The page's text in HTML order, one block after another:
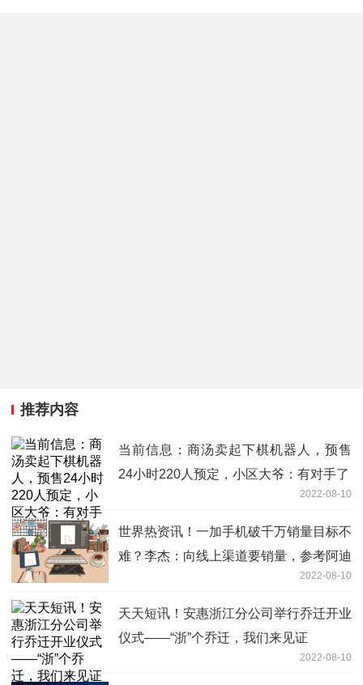
推荐内容
当前信息：商汤卖起下棋机器人，预售
24小时220人预定，小区大爷：有对手了
2022-08-10
世界热资讯！一加手机破千万销量目标不
难？李杰：向线上渠道要销量，参考阿迪
2022-08-10
天天短讯！安惠浙江分公司举行乔迁开业
仪式——“浙”个乔迁，我们来见证
2022-08-10